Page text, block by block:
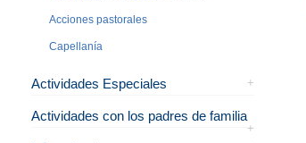
Acciones pastorales
Capellanía
Actividades Especiales
Actividades con los padres de familia